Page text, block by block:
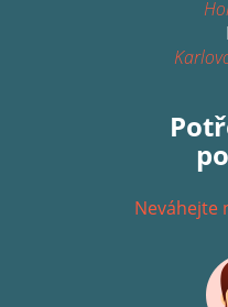
Neváhejte